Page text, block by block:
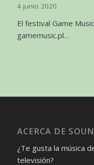
4 junio 2020
El festival Game
gamemusic.pl…
ACERCA DE
¿Te gusta la música
televisión?